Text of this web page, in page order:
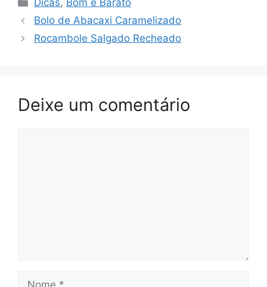
Dicas, Bom e Barato
Bolo de Abacaxi Caramelizado
Rocambole Salgado Recheado
Deixe um comentário
Nome